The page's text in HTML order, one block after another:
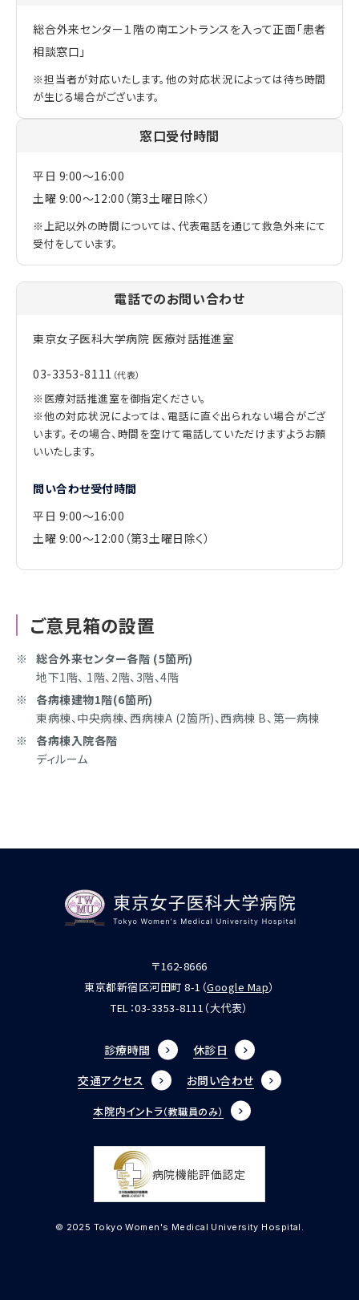
総合外来センター１階の南エントランスを入って正面「患者
相談窓口」
※担当者が対応いたします。他の対応状況によっては待ち時間
が生じる場合がございます。
窓口受付時間
平日 9:00～16:00
土曜 9:00～12:00（第3土曜日除く）
※上記以外の時間については、代表電話を通じて救急外来にて
受付をしています。
電話でのお問い合わせ
東京女子医科大学病院 医療対話推進室
03-3353-8111 （代表）
※医療対話推進室を御指定ください。
※他の対応状況によっては、電話に直ぐ出られない場合がござ
います。その場合、時間を空けて電話していただけますようお願
いいたします。
問い合わせ受付時間
平日 9:00～16:00
土曜 9:00～12:00（第3土曜日除く）
ご意見箱の設置
総合外来センター各階 (5箇所)
地下1階、 1階、2階、3階、4階
各病棟建物1階(6箇所)
東病棟、中央病棟、西病棟A (2箇所)、西病棟 B、第一病棟
各病棟入院各階
ディルーム
〒162-8666
東京都新宿区河田町 8-1（Google Map）
TEL：03-3353-8111 （大代表）
診療時間
休診日
交通アクセス
お問い合わせ
本院内イントラ（教職員のみ）
病院機能評価認定
© 2025 Tokyo Women's Medical University Hospital.